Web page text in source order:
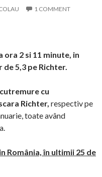
1 COMMENT
ora 2 si 11 minute, in
5,3 pe Richter.
cu
Richter, respectiv pe
toate având
România, în ultimii 25 de